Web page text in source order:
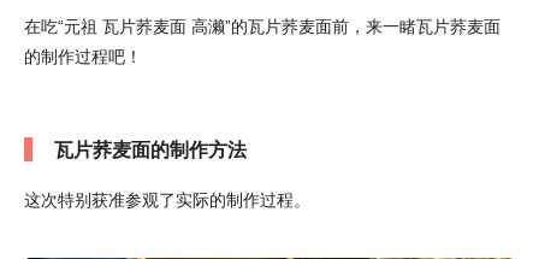
在吃“元祖 瓦片荞麦面 高濑”的瓦片荞麦面前，来一睹瓦片荞麦面
的制作过程吧！
瓦片荞麦面的制作方法
这次特别获准参观了实际的制作过程。